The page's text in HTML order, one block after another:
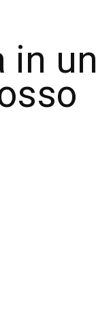
in un